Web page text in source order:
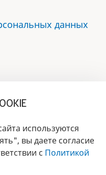
данных
используются
вы даете согласие
с Политикой